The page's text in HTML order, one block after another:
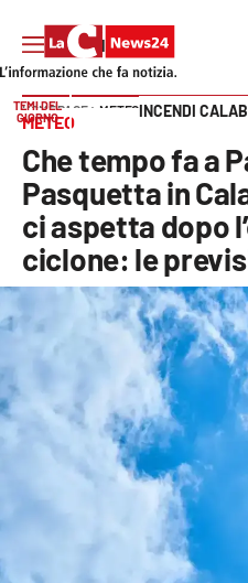
Cronaca
Politica
Attualità
Economia e lavoro
Italia Mondo
Vai
TEMI DEL
GIORNO
INCENDI
HOME PAGE METEO
METEO
Che tempo fa a
Pasquetta in
ci aspetta dopo
ciclone: le